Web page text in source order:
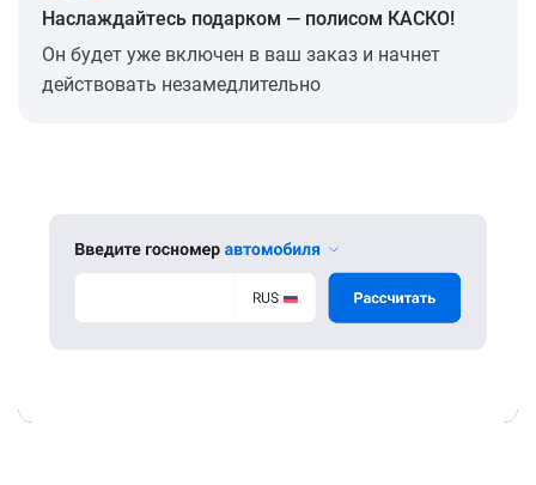
Наслаждайтесь подарком — полисом КАСКО!
Он будет уже включен в ваш заказ и начнет
действовать незамедлительно